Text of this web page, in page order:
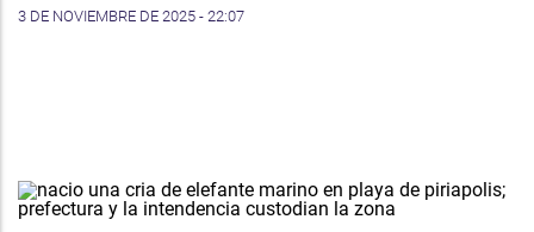
3 DE NOVIEMBRE DE 2025 - 22:07